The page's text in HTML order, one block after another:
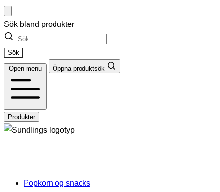
Hopp
til
innhold
Sök bland produkter
Sök
Open menu Öppna produktsök
Produkter
Popkorn og snacks